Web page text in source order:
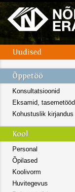
Konsultatsioonid
Eksamid, tasemetööd
Kohustuslik kirjandus
Personal
Õpilased
Koolivorm
Huvitegevus